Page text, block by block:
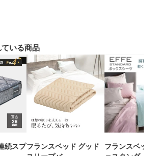
いる商品
続スプフランスベッド グッド
フランスベッド